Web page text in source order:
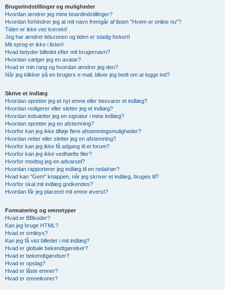
Brugerindstillinger og muligheder
Hvordan ændrer jeg mine boardindstillinger?
Hvordan forhindrer jeg at mit navn fremgår af listen "Hvem er online nu"?
Tiden er ikke vist korrekt!
Jeg har ændret tidszonen og tiden er stadig forkert!
Mit sprog er ikke i listen!
Hvad betyder billedet efter mit brugernavn?
Hvordan vælger jeg en avatar?
Hvad er min rang og hvordan ændrer jeg den?
Når jeg klikker på en brugers e-mail, bliver jeg bedt om at logge ind?
Skrive et indlæg
Hvordan opretter jeg et nyt emne eller besvarer et indlæg?
Hvordan redigerer eller sletter jeg et indlæg?
Hvordan indsætter jeg en signatur i mine indlæg?
Hvordan opretter jeg en afstemning?
Hvorfor kan jeg ikke tilføje flere afstemningsmuligheder?
Hvordan retter eller sletter jeg en afstemning?
Hvorfor kan jeg ikke få adgang til et forum?
Hvorfor kan jeg ikke vedhæfte filer?
Hvorfor modtog jeg en advarsel?
Hvordan rapporterer jeg indlæg til en redaktør?
Hvad kan "Gem" knappen, når jeg skriver et indlæg, bruges til?
Hvorfor skal mit indlæg godkendes?
Hvordan får jeg placeret mit emne øverst?
Formatering og emnetyper
Hvad er BBkoder?
Kan jeg bruge HTML?
Hvad er smileys?
Kan jeg få vist billeder i mit indlæg?
Hvad er globale bekendtgørelser?
Hvad er bekendtgørelser?
Hvad er opslag?
Hvad er låste emner?
Hvad er emneikoner?